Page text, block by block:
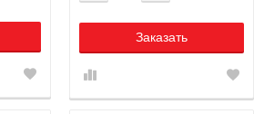
Заказать